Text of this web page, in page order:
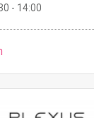
- 14:00